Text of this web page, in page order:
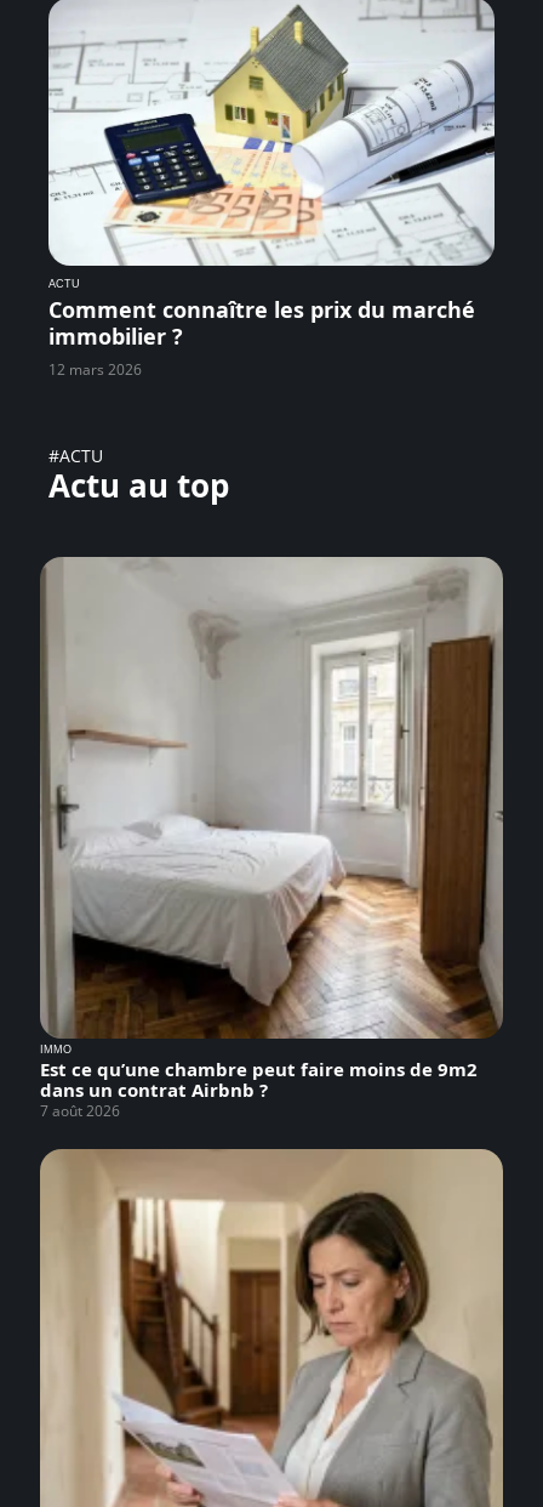
ACTU
Comment connaître les prix du marché
immobilier ?
12 mars 2026
#ACTU
Actu au top
IMMO
Est ce qu’une chambre peut faire moins de 9m2
dans un contrat Airbnb ?
7 août 2026